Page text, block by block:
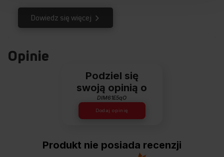
Dowiedz się więcej
Opinie
Podziel się
swoją opinią o
DIM61E5qO
Dodaj opinię
Produkt nie posiada recenzji